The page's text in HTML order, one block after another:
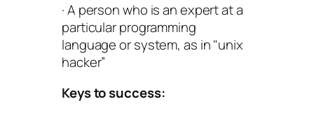
· A person who is an expert at a
particular programming
language or system, as in "unix
hacker”
Keys to success: